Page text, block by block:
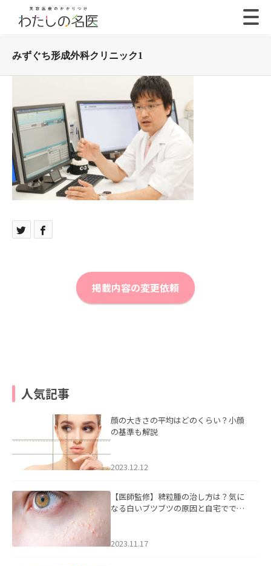
みずぐち形成外科クリニック1
掲載内容の変更依頼
人気記事
顔の大きさの平均はどのくらい？小顔
の基準も解説
2023.12.12
【医師監修】稗粒腫の治し方は？気に
なる白いブツブツの原因と自宅ででき
2023.11.17